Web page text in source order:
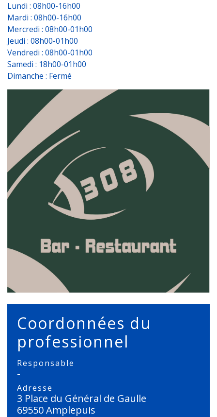
Lundi : 08h00-16h00
Mardi : 08h00-16h00
Mercredi : 08h00-01h00
Jeudi : 08h00-01h00
Vendredi : 08h00-01h00
Samedi : 18h00-01h00
Dimanche : Fermé
Coordonnées du
professionnel
Responsable
-
Adresse
3 Place du Général de Gaulle
69550 Amplepuis